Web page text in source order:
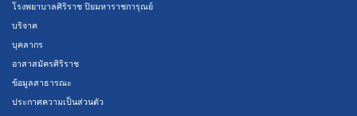
โรงพยาบาลศิริราช ปิยมหาราชการุณย์
บริจาค
บุคลากร
อาสาสมัครศิริราช
ข้อมูลสาธารณะ
ประกาศความเป็นส่วนตัว